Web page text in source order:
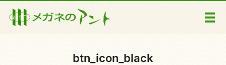
メ
btn_icon_black